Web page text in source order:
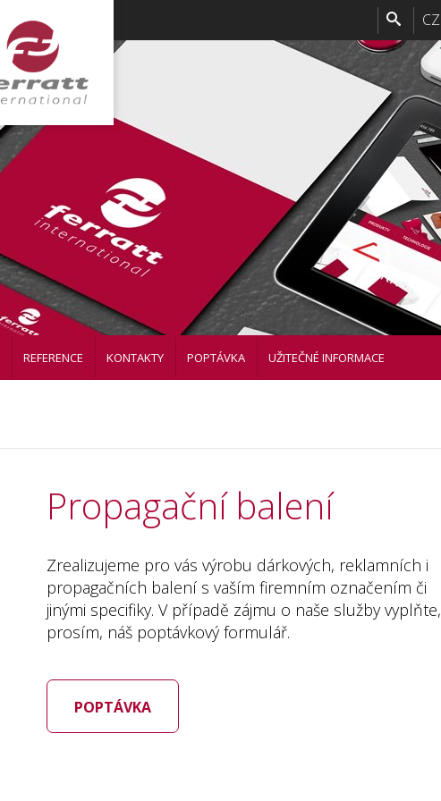
CZ
REFERENCE KONTAKTY POPTÁVKA UŽITEČNÉ INFORMACE
Propagační balení
Zrealizujeme pro vás výrobu dárkových, reklamních i
propagačních balení s vaším firemním označením či
jinými specifiky. V případě zájmu o naše služby vyplňte,
prosím, náš poptávkový formulář.
POPTÁVKA